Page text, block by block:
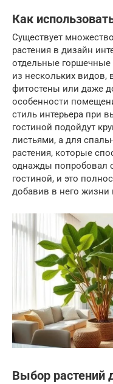
Как
Существует
растения в дизайн
отдельные горшечные
из нескольких видов,
фитостены или даже
особенности
стиль интерьера при
гостиной подойдут
листьями, а для
растения, которые
однажды попробовал
гостиной, и это
добавив в него жизни
Выбор растений